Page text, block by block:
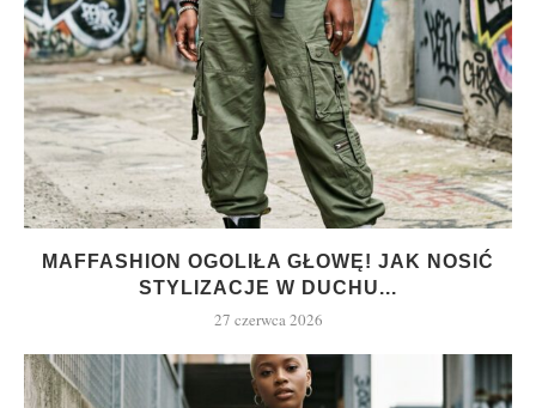
MAFFASHION OGOLIŁA GŁOWĘ! JAK NOSIĆ
STYLIZACJE W DUCHU...
27 czerwca 2026